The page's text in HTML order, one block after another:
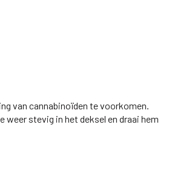
van cannabinoïden te voorkomen.
stevig in het deksel en draai hem